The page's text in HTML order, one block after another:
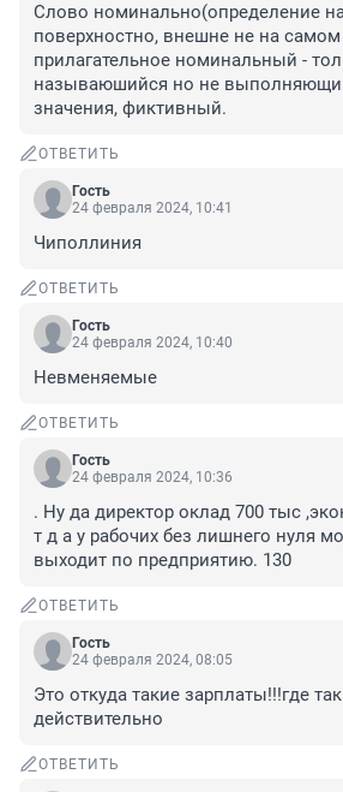
Слово номинально(определение
поверхностно, внешне не на
прилагательное номинальный -
называюшийся но не
значения, фиктивный.
ОТВЕТИТЬ
Гость
24 февраля 2024, 10:41
Чиполлиния
ОТВЕТИТЬ
Гость
24 февраля 2024, 10:40
Невменяемые
ОТВЕТИТЬ
Гость
24 февраля 2024, 10:36
. Ну да директор оклад 700 тыс
т д а у рабочих без лишнего нуля
выходит по предприятию. 130
ОТВЕТИТЬ
Гость
24 февраля 2024, 08:05
Это откуда такие зарплаты!!!где
действительно
ОТВЕТИТЬ